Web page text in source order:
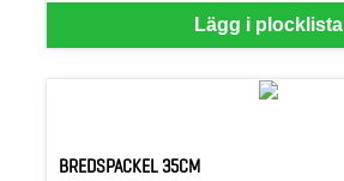
Lägg i plocklista
BREDSPACKEL 35CM